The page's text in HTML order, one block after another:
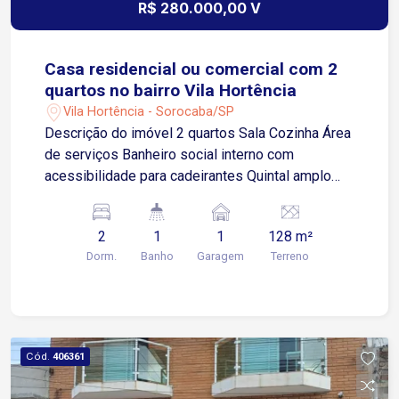
R$ 280.000,00 V
Casa residencial ou comercial com 2
quartos no bairro Vila Hortência
Vila Hortência - Sorocaba/SP
Descrição do imóvel 2 quartos Sala Cozinha Área
de serviços Banheiro social interno com
acessibilidade para cadeirantes Quintal amplo
coberta para 1 veículo de pequeno porte
Localização estratégica que proporciona fácil
acesso às principais vias da cidade e pontos de
também está a 6 minutos da Avenida Dom
Aguirre, via marginal ao Rio Sorocaba que permite
conexão rápida com a zona norte, centro e
2
Dorm.
1
Banho
1
Garagem
128 m²
Terreno
Cód. 406361